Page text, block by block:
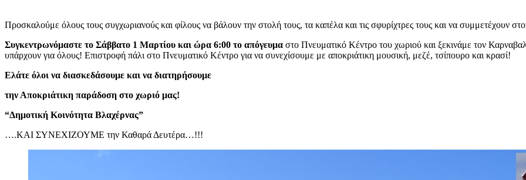
Προσκαλούμε όλους τους συγχωριανούς και φίλους να βάλουν την στολή τους, τα καπέλα και τις σφυρίχτρες τους και να συμμετέχουν
Συγκεντρωνόμαστε το Σάββατο 1 Μαρτίου και ώρα 6:00 το απόγευμα στο Πνευματικό Κέντρο του χωριού και ξεκινάμε τον
υπάρχουν για όλους! Επιστροφή πάλι στο Πνευματικό Κέντρο για να συνεχίσουμε με αποκριάτικη μουσική, μεζέ, τσίπουρο και κρασί!
Ελάτε όλοι να διασκεδάσουμε και να διατηρήσουμε
την Αποκριάτικη παράδοση στο χωριό μας!
“Δημοτική Κοινότητα Βλαχέρνας”
….ΚΑΙ ΣΥΝΕΧΙΖΟΥΜΕ την Καθαρά Δευτέρα…!!!